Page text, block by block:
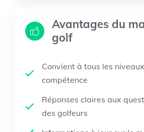
Avantages du
golf
Convient à tous les
compétence
Réponses claires aux
des golfeurs